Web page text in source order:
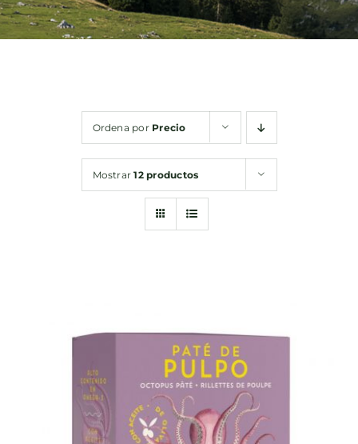
Bebidas
Ordena por Precio
Mostrar12 productos
AÑADIR AL CARRITO
/